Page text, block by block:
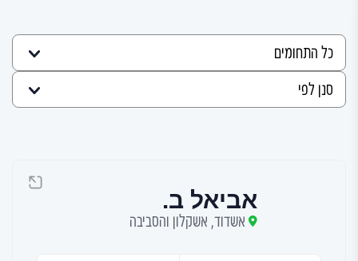
אביאל ב.
אשדוד, אשקלון והסביבה